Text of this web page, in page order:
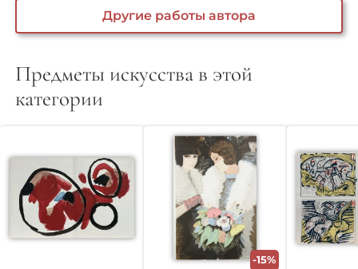
Другие работы автора
Предметы искусства в этой
категории
-15%